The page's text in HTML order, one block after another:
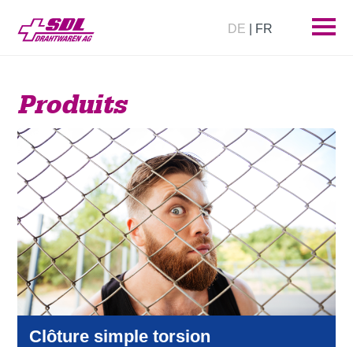
DE | FR
Produits
Clôture simple torsion